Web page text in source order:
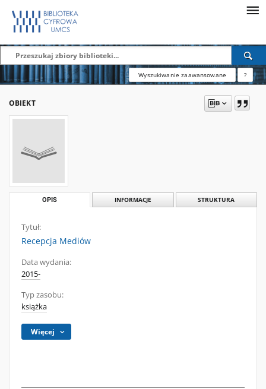
Wyszukiwanie zaawansowane ?
OBIEKT
OPIS INFORMACJE STRUKTURA
Tytuł:
Recepcja Mediów
Data wydania:
2015-
Typ zasobu:
książka
Więcej